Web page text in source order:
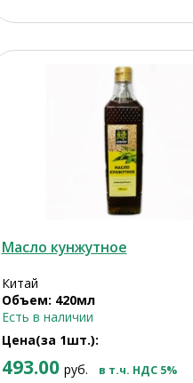
Масло кунжутное
Китай
Объем: 420мл
Есть в наличии
Цена(за 1шт.):
493.00 руб. в т.ч. НДС 5%